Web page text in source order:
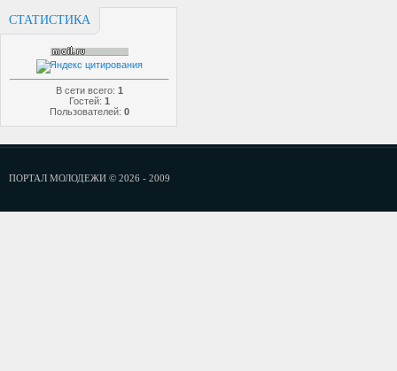
СТАТИСТИКА
В сети всего: 1
Гостей: 1
Пользователей: 0
ПОРТАЛ МОЛОДЕЖИ © 2026 - 2009